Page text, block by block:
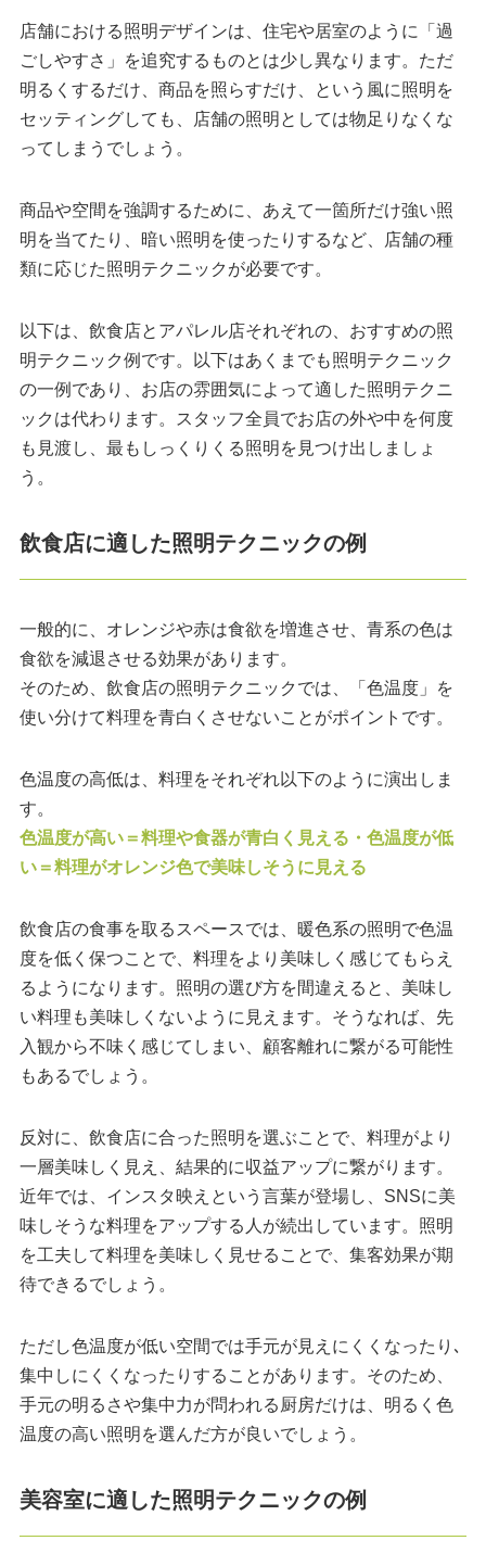
店舗における照明デザインは、住宅や居室のように「過
ごしやすさ」を追究するものとは少し異なります。ただ
明るくするだけ、商品を照らすだけ、という風に照明を
セッティングしても、店舗の照明としては物足りなくな
ってしまうでしょう。
商品や空間を強調するために、あえて一箇所だけ強い照
明を当てたり、暗い照明を使ったりするなど、店舗の種
類に応じた照明テクニックが必要です。
以下は、飲食店とアパレル店それぞれの、おすすめの照
明テクニック例です。以下はあくまでも照明テクニック
の一例であり、お店の雰囲気によって適した照明テクニ
ックは代わります。スタッフ全員でお店の外や中を何度
も見渡し、最もしっくりくる照明を見つけ出しましょ
う。
飲食店に適した照明テクニックの例
一般的に、オレンジや赤は食欲を増進させ、青系の色は
食欲を減退させる効果があります。
そのため、飲食店の照明テクニックでは、「色温度」を
使い分けて料理を青白くさせないことがポイントです。
色温度の高低は、料理をそれぞれ以下のように演出しま
す。
色温度が高い＝料理や食器が青白く見える・色温度が低
い＝料理がオレンジ色で美味しそうに見える
飲食店の食事を取るスペースでは、暖色系の照明で色温
度を低く保つことで、料理をより美味しく感じてもらえ
るようになります。照明の選び方を間違えると、美味し
い料理も美味しくないように見えます。そうなれば、先
入観から不味く感じてしまい、顧客離れに繋がる可能性
もあるでしょう。
反対に、飲食店に合った照明を選ぶことで、料理がより
一層美味しく見え、結果的に収益アップに繋がります。
近年では、インスタ映えという言葉が登場し、SNSに美
味しそうな料理をアップする人が続出しています。照明
を工夫して料理を美味しく見せることで、集客効果が期
待できるでしょう。
ただし色温度が低い空間では手元が見えにくくなったり､
集中しにくくなったりすることがあります。そのため、
手元の明るさや集中力が問われる厨房だけは、明るく色
温度の高い照明を選んだ方が良いでしょう。
美容室に適した照明テクニックの例